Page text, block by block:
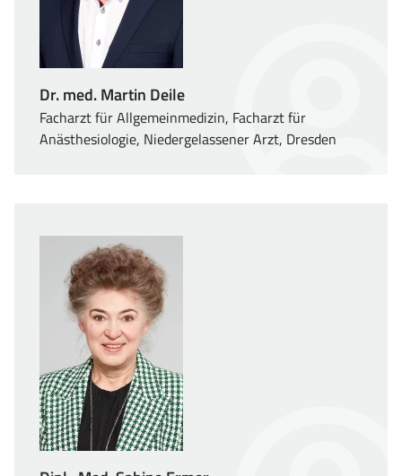
Dr. med. Martin Deile
Facharzt für Allgemeinmedizin, Facharzt für
Anästhesiologie, Niedergelassener Arzt, Dresden